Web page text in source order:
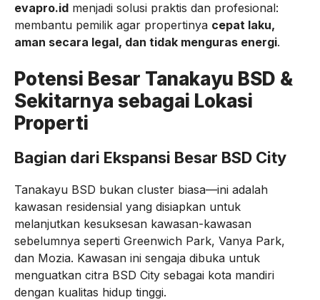
evapro.id menjadi solusi praktis dan profesional:
membantu pemilik agar propertinya cepat laku,
aman secara legal, dan tidak menguras energi.
Potensi Besar Tanakayu BSD &
Sekitarnya sebagai Lokasi
Properti
Bagian dari Ekspansi Besar BSD City
Tanakayu BSD bukan cluster biasa—ini adalah
kawasan residensial yang disiapkan untuk
melanjutkan kesuksesan kawasan-kawasan
sebelumnya seperti Greenwich Park, Vanya Park,
dan Mozia. Kawasan ini sengaja dibuka untuk
menguatkan citra BSD City sebagai kota mandiri
dengan kualitas hidup tinggi.